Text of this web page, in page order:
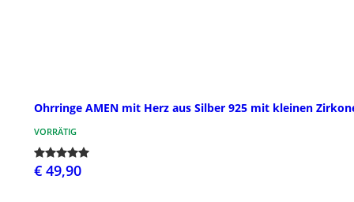
Ohrringe AMEN mit Herz aus Silber 925 mit kleinen
VORRÄTIG
€ 49,90